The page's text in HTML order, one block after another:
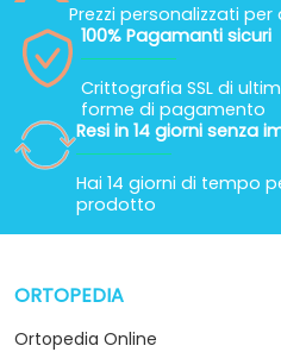
Prezzi personalizzati
100% Pagamanti sicuri
Crittografia SSL di
forme di pagamento
Resi in 14 giorni senza
Hai 14 giorni di tempo
prodotto
ORTOPEDIA
Ortopedia Online